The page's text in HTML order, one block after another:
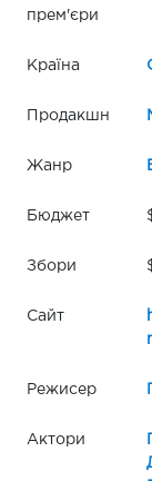
прем'єри
Країна
Продакшн
Жанр
Бюджет
Збори
Сайт
Режисер
Актори